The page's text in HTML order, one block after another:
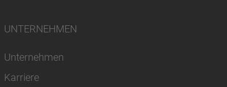
UNTERNEHMEN
Unternehmen
Karriere